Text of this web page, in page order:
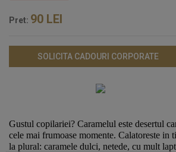
Pret: 90 LEI
SOLICITA CADOURI CORPORATE
Gustul copilariei? Caramelul este desertul
cele mai frumoase momente. Calatoreste in
la plural: caramele dulci, netede, cu mult